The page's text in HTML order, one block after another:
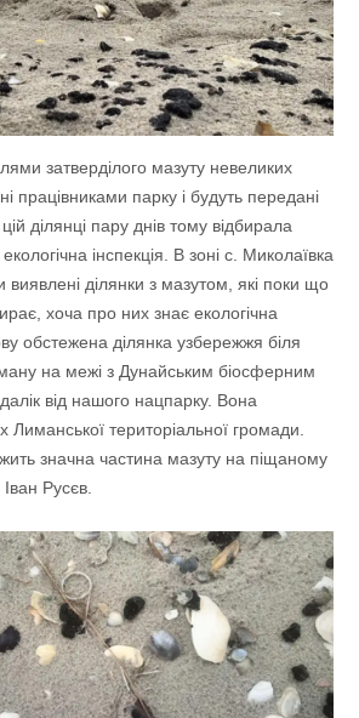
затверділого мазуту невеликих
працівниками парку і будуть передані
ділянці пару днів тому відбирала
інспекція. В зоні с. Миколаївка
виявлені ділянки з мазутом, які поки що
хоча про них знає екологічна
обстежена ділянка узбережжя біля
на межі з Дунайським біосферним
від нашого нацпарку. Вона
Лиманської територіальної громади.
значна частина мазуту на піщаному
Русєв.